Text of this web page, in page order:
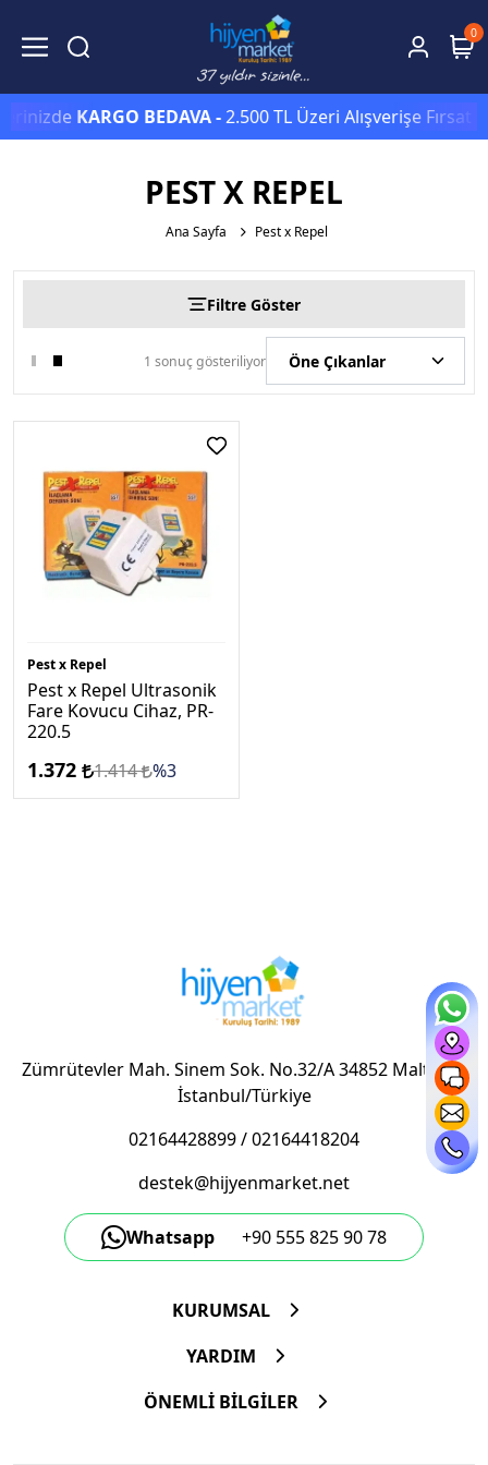
0
KARGO BEDAVA -2.500 TL Üzeri Alışverişe Fırsat
PEST X REPEL
Ana Sayfa Pest x Repel
Filtre Göster
1 sonuç gösteriliyor
Pest x Repel
Pest x Repel Ultrasonik
Fare Kovucu Cihaz, PR-
220.5
1.372 1.414 %3
Zümrütevler Mah. Sinem Sok. No.32/A 34852 Maltepe/
İstanbul/Türkiye
02164428899/02164418204
destek@hijyenmarket.net
Whatsapp +90 555 825 90 78
KURUMSAL
YARDIM
ÖNEMLİ BİLGİLER